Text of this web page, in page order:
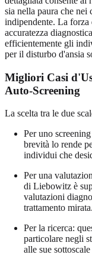
sia nella paura che
indipendente. La forza
accuratezza
efficientemente gli
per il disturbo d'ansia
Migliori Casi
Auto-Screening
La scelta tra le due
Per uno
brevità lo rende
individui che
Per una
di Liebowitz è
valutazioni
trattamento mirata.
Per la ricerca:
particolare negli
alle sue